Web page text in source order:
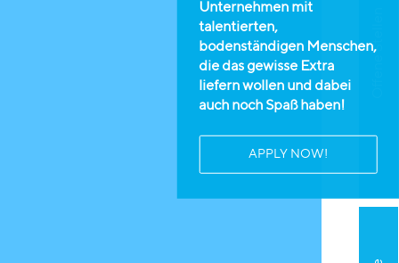
Offene Stellen
Unternehmen mit
talentierten,
bodenständigen Menschen,
die das gewisse Extra
liefern wollen und dabei
auch noch Spaß haben!
APPLY NOW!